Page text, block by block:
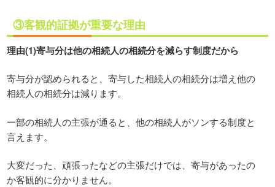
③客観的証拠が重要な理由
理由(1)寄与分は他の相続人の相続分を減らす制度だから
寄与分が認められると、寄与した相続人の相続分は増え他の
相続人の相続分は減ります。
一部の相続人の主張が通ると、他の相続人がソンする制度と
言えます。
大変だった、頑張ったなどの主張だけでは、寄与があったの
か客観的に分かりません。